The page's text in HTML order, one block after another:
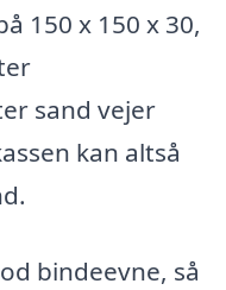
150 x 150 x 30,
sand vejer
kan altså
bindeevne, så